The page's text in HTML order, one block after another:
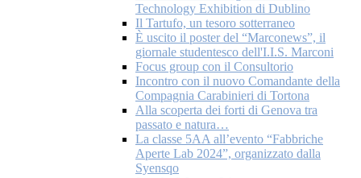
Technology Exhibition di Dublino
Il Tartufo, un tesoro sotterraneo
È uscito il poster del “Marconews”, il
giornale studentesco dell'I.I.S. Marconi
Focus group con il Consultorio
Incontro con il nuovo Comandante della
Compagnia Carabinieri di Tortona
Alla scoperta dei forti di Genova tra
passato e natura…
La classe 5AA all’evento “Fabbriche
Aperte Lab 2024”, organizzato dalla
Syensqo